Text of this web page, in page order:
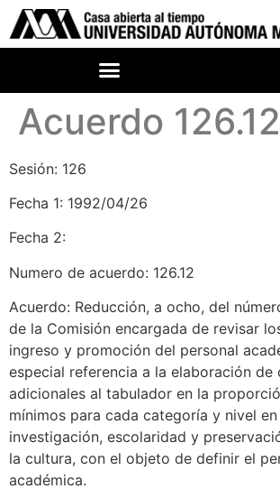
Acuerdo 126.12
Sesión: 126
Fecha 1: 1992/04/26
Fecha 2:
Numero de acuerdo: 126.12
Acuerdo: Reducción, a ocho, del
de la Comisión encargada de revisar
ingreso y promoción del personal
especial referencia a la elaboración de
adicionales al tabulador en la
mínimos para cada categoría y nivel
investigación, escolaridad y
la cultura, con el objeto de definir el
académica.